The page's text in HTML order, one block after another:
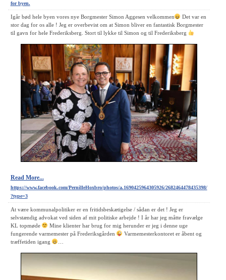
for byen.
Igår bød hele byen vores nye Borgmester Simon Aggesen velkommen
Det var en
stor dag for os alle ! Jeg er overbevist om at Simon bliver en fantastisk Borgmester
til gavn for hele Frederiksberg. Stort til lykke til Simon og til Frederiksberg
Read More...
https://www.facebook.com/PernilleHoxbro/photos/a.1690425964305926/2682464478435398/
?type=3
At være kommunalpolitiker er en fritidsbeskætigelse / sådan er det ! Jeg er
selvstændig advokat ved siden af mit politiske arbejde ! I år har jeg måtte fravælge
KL topmøde
Mine klienter har brug for mig herunder er jeg i denne uge
fungerende varmemester på Frederiksgården
Varmemesterkontoret er åbent og
træffetiden igang